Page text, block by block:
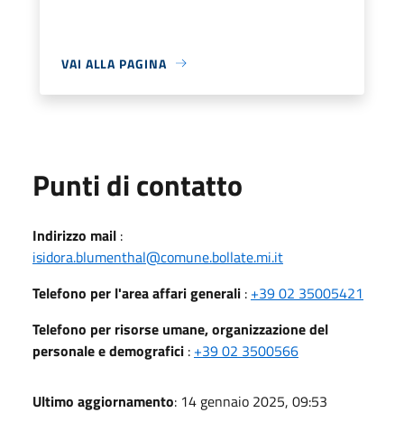
VAI ALLA PAGINA
Punti di contatto
Indirizzo mail :
isidora.blumenthal@comune.bollate.mi.it
Telefono per l'area affari generali : +39 02 35005421
Telefono per risorse umane, organizzazione del
personale e demografici : +39 02 3500566
Ultimo aggiornamento: 14 gennaio 2025, 09:53